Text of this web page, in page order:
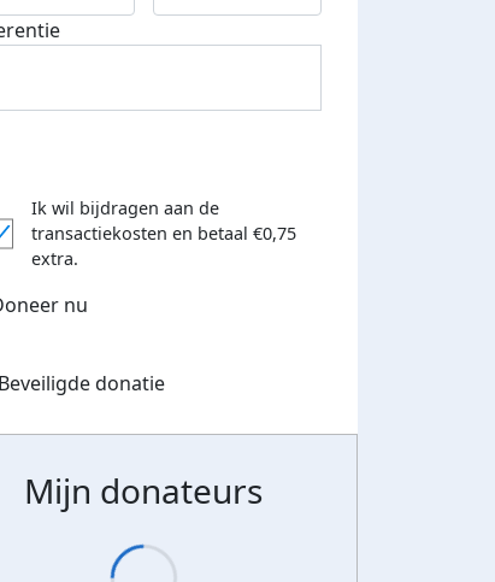
Ik wil bijdragen aan de
transactiekosten en betaal €0,75
extra.
nu
Mijn donateurs